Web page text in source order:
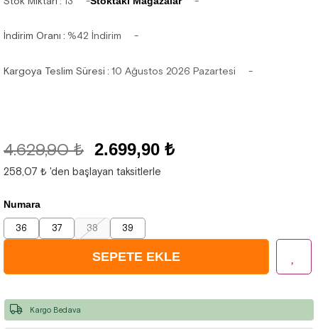
İndirim Oranı : %42 İndirim
Kargoya Teslim Süresi : 10 Ağustos 2026 Pazartesi
4.629,90 ₺ 2.699,90 ₺
258,07 ₺ 'den başlayan taksitlerle
Numara
36 37 38 39
Kargo Bedava